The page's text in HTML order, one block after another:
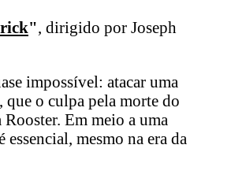
", dirigido por Joseph
impossível: atacar uma
o culpa pela morte do
Em meio a uma
mesmo na era da